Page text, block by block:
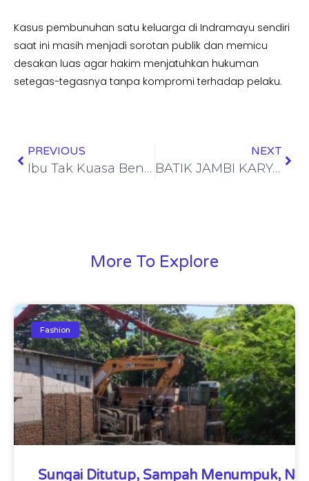
Kasus pembunuhan satu keluarga di Indramayu sendiri
saat ini masih menjadi sorotan publik dan memicu
desakan luas agar hakim menjatuhkan hukuman
setegas-tegasnya tanpa kompromi terhadap pelaku.
PREVIOUS
Ibu Tak Kuasa Bendung Tangis, M. Ripa’i Tutup Usia di RSUD Sampang Usai Bertahun-tahun Lawan Gagal Ginjal
NEXT
BATIK JAMBI KARYA NY. RUSLAINI FADLI TAMPIL ANGGUN DI BOOTH 65 PERSIT BISA 2 BALAI KARTINI JAKARTA, 8 MEI 2026
More To Explore
Fashion
Sungai Ditutup, Sampah Menumpuk,